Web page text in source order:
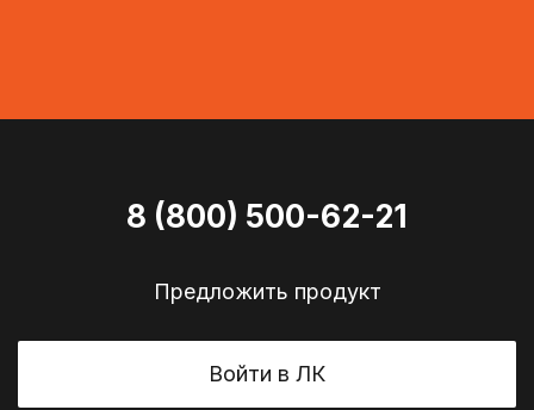
8 (800) 500-62-21
Предложить продукт
Войти в ЛК